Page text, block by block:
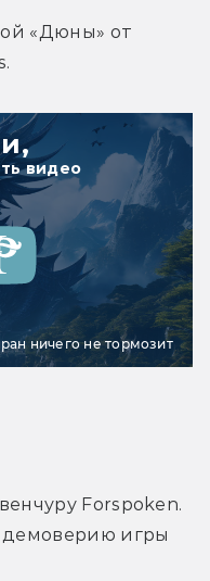
«Дюны» от
видео
ничего не тормозит
Forspoken.
демоверию игры